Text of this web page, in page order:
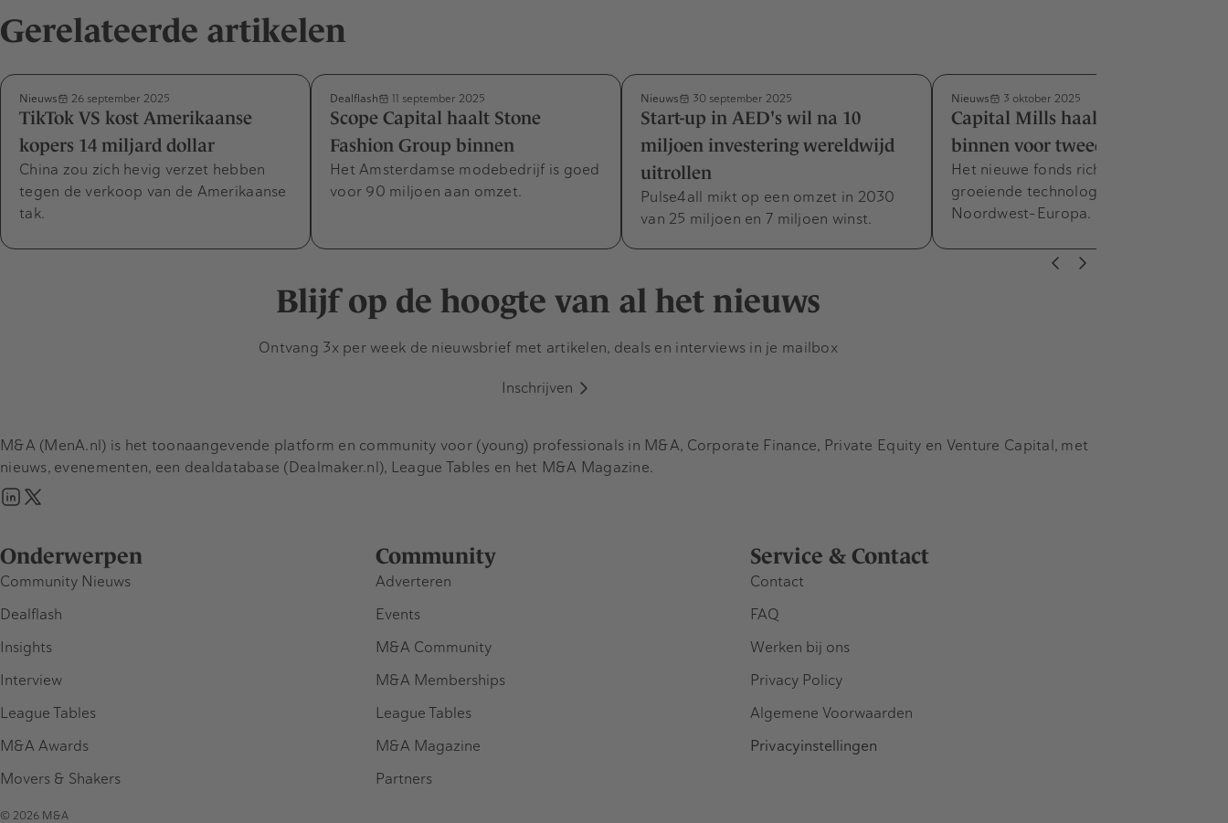
Gerelateerde artikelen
Nieuws 26 september 2025
TikTok VS kost Amerikaanse
kopers 14 miljard dollar
China zou zich hevig verzet hebben
tegen de verkoop van de Amerikaanse
tak.
Dealflash 11 september 2025
Scope Capital haalt Stone
Fashion Group binnen
Het Amsterdamse modebedrijf is goed
voor 90 miljoen aan omzet.
Nieuws 30 september 2025
Start-up in AED's wil na 10
miljoen investering wereldwijd
uitrollen
Pulse4all mikt op een omzet in 2030
van 25 miljoen en 7 miljoen winst.
Nieuws 3 oktober 2025
Capital Mills haalt eerste sluiting
binnen voor tweede RBF-fonds
Het nieuwe fonds richt zich op
groeiende technologiebedrijven in
Noordwest-Europa.
Blijf op de hoogte van al het nieuws
Ontvang 3x per week de nieuwsbrief met artikelen, deals en interviews in je mailbox
Inschrijven
Onderwerpen
Community Nieuws
Dealflash
Insights
Interview
League Tables
M&A Awards
Movers & Shakers
Community
Adverteren
Events
M&A Community
M&A Memberships
League Tables
M&A Magazine
Partners
Service & Contact
Contact
FAQ
Werken bij ons
Privacy Policy
Algemene Voorwaarden
Privacyinstellingen
M&A (MenA.nl) is het toonaangevende platform en community voor (young) professionals in M&A, Corporate Finance, Private Equity en Venture Capital, met
nieuws, evenementen, een dealdatabase (Dealmaker.nl), League Tables en het M&A Magazine.
© 2026 M&A